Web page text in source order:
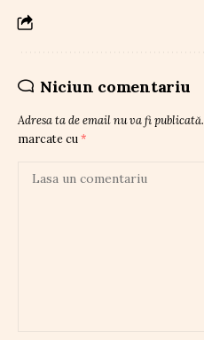
Niciun comentariu
Adresa ta de email nu va fi publicată.
marcate cu *